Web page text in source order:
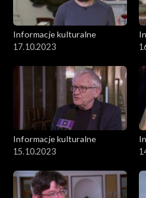
Informacje kulturalne
17.10.2023
Informacje kulturalne
15.10.2023